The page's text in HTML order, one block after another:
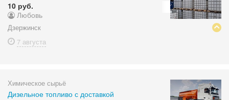
10 руб.
Любовь
Дзержинск
7 августа
Химическое сырьё
Дизельное топливо с доставкой